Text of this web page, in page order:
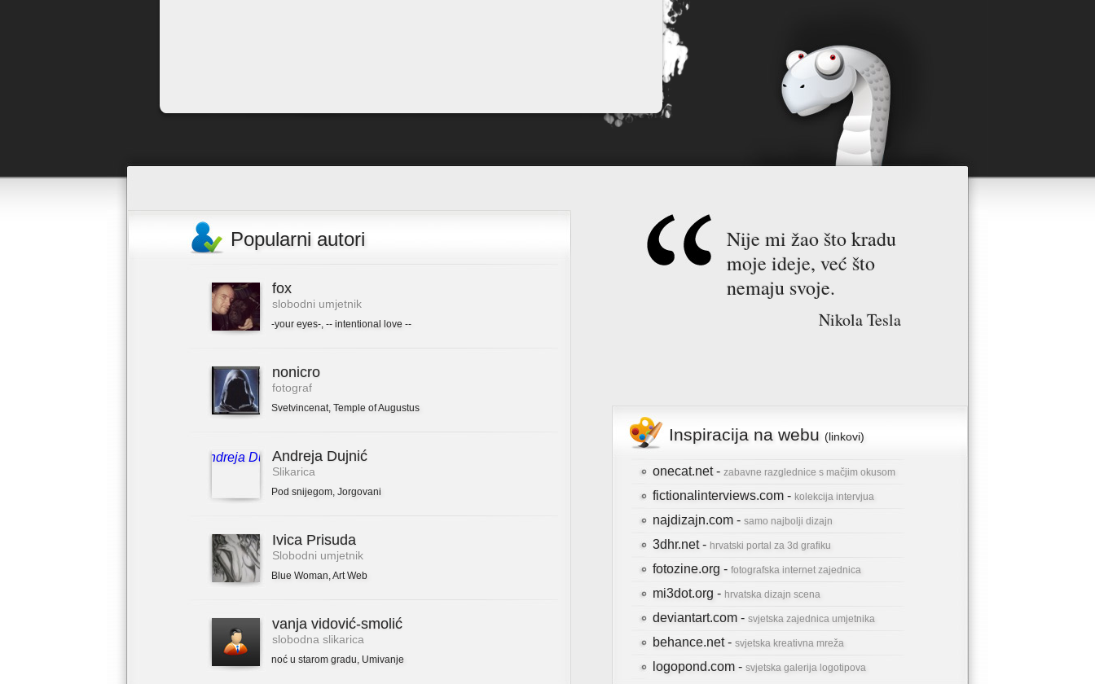
Popularni autori
fox
slobodni umjetnik
-your eyes-, -- intentional love --
nonicro
fotograf
Svetvincenat, Temple of Augustus
Andreja Dujnić
Slikarica
Pod snijegom, Jorgovani
Ivica Prisuda
Slobodni umjetnik
Blue Woman,Art Web
vanja vidović-smolić
slobodna slikarica
noć u starom gradu, Umivanje
Nije mi žao što kradu
moje ideje, već što
nemaju svoje.
Nikola Tesla
Inspiracija na webu (linkovi)
onecat.net - zabavne razglednice s mačjim okusom
fictionalinterviews.com - kolekcija intervjua
najdizajn.com - samo najbolji dizajn
3dhr.net - hrvatski portal za 3d grafiku
fotozine.org - fotografska internet zajednica
mi3dot.org - hrvatska dizajn scena
deviantart.com - svjetska zajednica umjetnika
behance.net - svjetska kreativna mreža
logopond.com - svjetska galerija logotipova